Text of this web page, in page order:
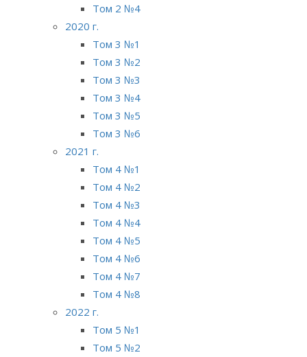
Том 2 №4
2020 г.
Том 3 №1
Том 3 №2
Том 3 №3
Том 3 №4
Том 3 №5
Том 3 №6
2021 г.
Том 4 №1
Том 4 №2
Том 4 №3
Том 4 №4
Том 4 №5
Том 4 №6
Том 4 №7
Том 4 №8
2022 г.
Том 5 №1
Том 5 №2